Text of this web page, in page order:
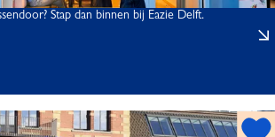
z
i
t
Stap dan binnen bij Eazie Delft.
h